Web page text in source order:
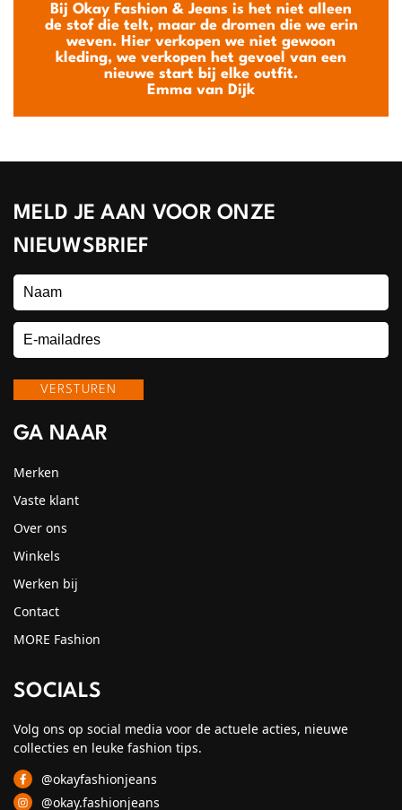
Bij Okay Fashion & Jeans is het niet alleen
de stof die telt, maar de dromen die we erin
weven. Hier verkopen we niet gewoon
kleding, we verkopen het gevoel van een
nieuwe start bij elke outfit.
Emma van Dijk
MELD JE AAN VOOR ONZE
NIEUWSBRIEF
GA NAAR
Merken
Vaste klant
Over ons
Winkels
Werken bij
Contact
MORE Fashion
SOCIALS
Volg ons op social media voor de actuele acties, nieuwe
collecties en leuke fashion tips.
@okayfashionjeans
@okay.fashionjeans